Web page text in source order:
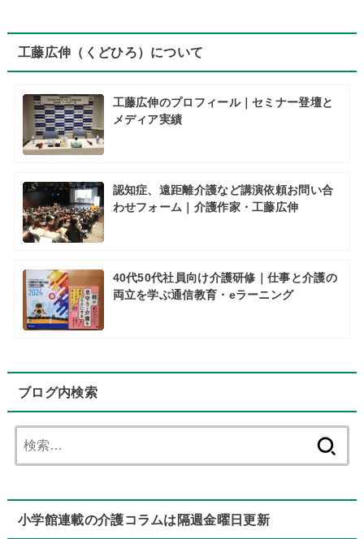
工藤広伸（くどひろ）について
工藤広伸のプロフィール｜セミナー登壇と
メディア実績
認知症、遠距離介護など講演依頼お問い合
わせフォーム｜介護作家・工藤広伸
40代50代社員向け介護研修｜仕事と介護の
両立を学ぶ通信教育・eラーニング
ブログ内検索
索:
小学館連載の介護コラムは隔週金曜日更新